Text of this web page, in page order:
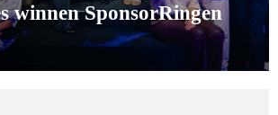
winnen SponsorRingen